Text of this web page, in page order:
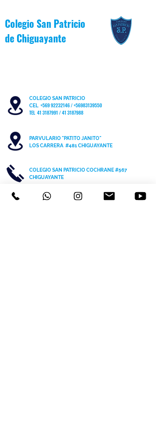
Colegio San Patricio
de Chiguayante
COLEGIO SAN PATRICIO
CEL +569 92232146/+56983139550
TEL 41 3187991 / 41 3187988
PARVULARIO "PATITO JANITO"
LOS CARRERA #481 CHIGUAYANTE
COLEGIO SAN PATRICIO COCHRANE #567
CHIGUAYANTE
PARVULARIO "PATITO JANITO"